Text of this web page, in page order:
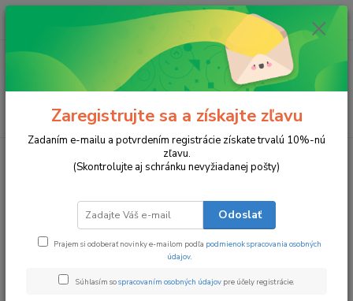
Hľadať
ks
za0 €
TEKVIČKA
Zaregistrujte sa a získajte zľavu
Zadaním e-mailu a potvrdením registrácie získate trvalú 10%-nú
zľavu.
(Skontrolujte aj schránku nevyžiadanej pošty)
Odoslať
Prajem si odoberať novinky e-mailom podľa podmienok spracovania osobných
údajov
Súhlasím sospracovaním osobných údajov pre účely registrácie.